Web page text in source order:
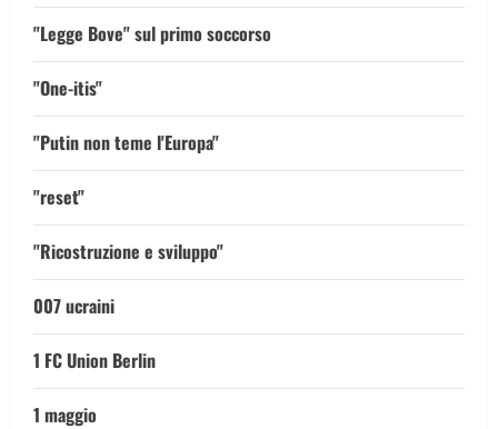
"Legge Bove" sul primo soccorso
"One-itis"
"Putin non teme l'Europa"
"reset"
"Ricostruzione e sviluppo"
007 ucraini
1 FC Union Berlin
1 maggio